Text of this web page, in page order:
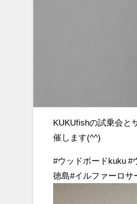
KUKUfishの試乗会と
催します(^^)
#ウッドボードkuku #
徳島#イルファーロサ